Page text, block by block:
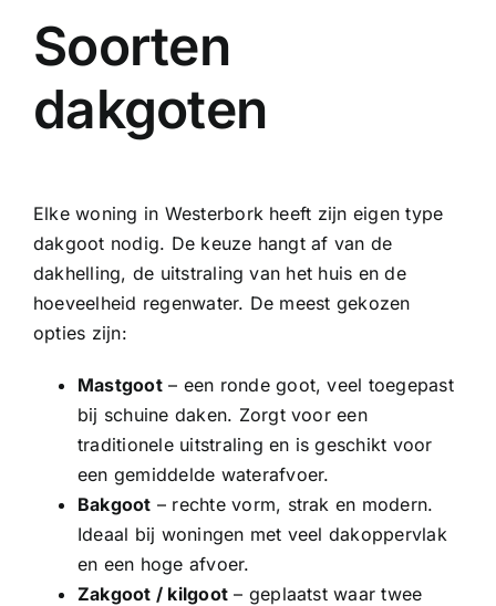
Soorten
dakgoten
Elke woning in Westerbork heeft zijn eigen type
dakgoot nodig. De keuze hangt af van de
dakhelling, de uitstraling van het huis en de
hoeveelheid regenwater. De meest gekozen
opties zijn:
Mastgoot– een ronde goot, veel toegepast
bij schuine daken. Zorgt voor een
traditionele uitstraling en is geschikt voor
een gemiddelde waterafvoer.
Bakgoot – rechte vorm, strak en modern.
Ideaal bij woningen met veel dakoppervlak
en een hoge afvoer.
Zakgoot / kilgoot – geplaatst waar twee